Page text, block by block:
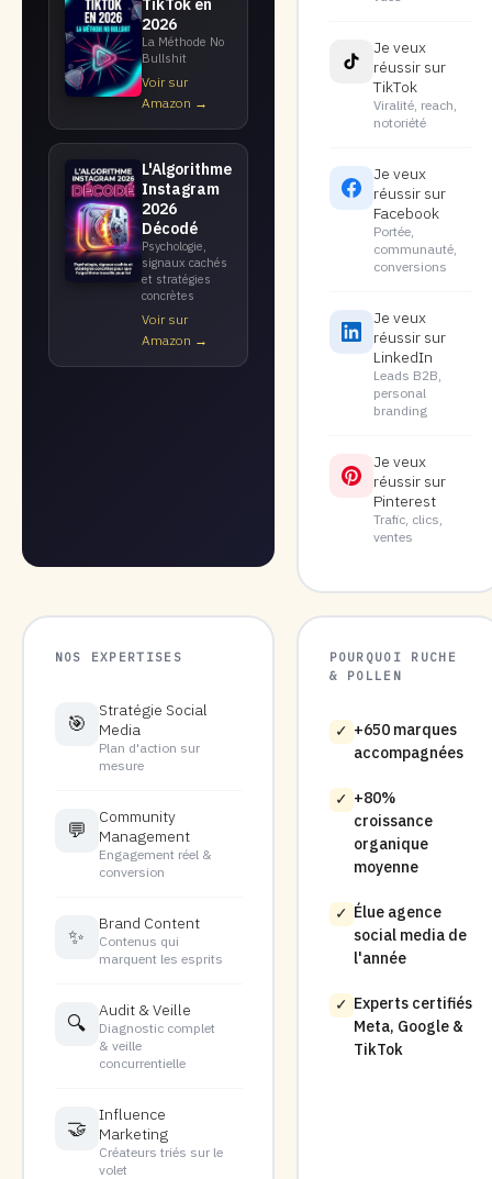
TikTok en
2026
La Méthode No
Bullshit
Voir sur
Amazon →
L'Algorithme
Instagram
2026
Décodé
Psychologie,
signaux cachés
et stratégies
concrètes
Voir sur
Amazon →
Je veux
réussir sur
TikTok
Viralité, reach,
notoriété
Je veux
réussir sur
Facebook
Portée,
communauté,
conversions
Je veux
réussir sur
LinkedIn
Leads B2B,
personal
branding
Je veux
réussir sur
Pinterest
Trafic, clics,
ventes
NOS EXPERTISES
🎯
Stratégie Social
Media
Plan d'action sur
mesure
💬
Community
Management
Engagement réel &
conversion
✨
Brand Content
Contenus qui
marquent les esprits
🔍
Audit & Veille
Diagnostic complet
& veille
concurrentielle
🤝
Influence
Marketing
Créateurs triés sur le
volet
POURQUOI RUCHE
& POLLEN
✓ +650 marques
accompagnées
✓ +80%
croissance
organique
moyenne
✓ Élue agence
social media de
l'année
✓ Experts certifiés
Meta, Google &
TikTok